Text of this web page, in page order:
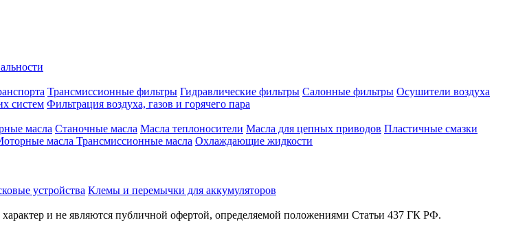
Трансмиссионные фильтры Гидравлические фильтры Салонные фильтры Осушители воздуха
систем Фильтрация воздуха, газов и горячего пара
масла Станочные масла Масла теплоносители Масла для цепных приводов Пластичные смазки
масла Трансмиссионные масла Охлаждающие жидкости
устройства Клемы и перемычки для аккумуляторов
и не являются публичной офертой, определяемой положениями Статьи 437 ГК РФ.